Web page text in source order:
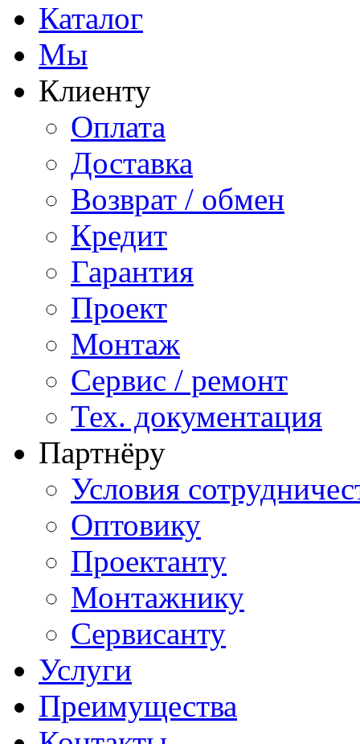
Каталог
Мы
Клиенту
Оплата
Доставка
Возврат / обмен
Кредит
Гарантия
Проект
Монтаж
Сервис / ремонт
Тех. документация
Партнёру
Условия
Оптовику
Проектанту
Монтажнику
Сервисанту
Услуги
Преимущества